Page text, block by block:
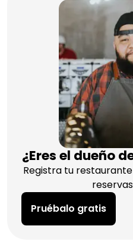
¿Eres el dueño
Registra tu
Pruébalo gratis